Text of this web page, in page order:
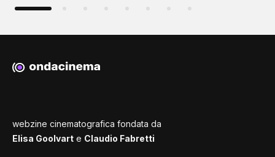
webzine cinematografica fondata da
Elisa Goolvart e Claudio Fabretti